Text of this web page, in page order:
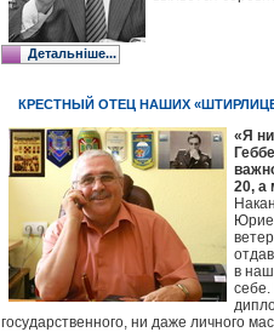
Детальніше...
КРЕСТНЫЙ ОТЕЦ НАШИХ
«Я
20, а
в
государственного, ни даже личного